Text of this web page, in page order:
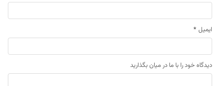
ایمیل *
دیدگاه خود را با ما در میان بگذارید